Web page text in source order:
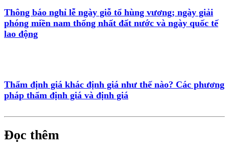
Thông báo nghỉ lễ ngày giỗ tổ hùng vương; ngày giải
phóng miền nam thống nhất đất nước và ngày quốc tế
lao động
Thẩm định giá khác định giá như thế nào? Các phương
pháp thẩm định giá và định giá
Đọc thêm